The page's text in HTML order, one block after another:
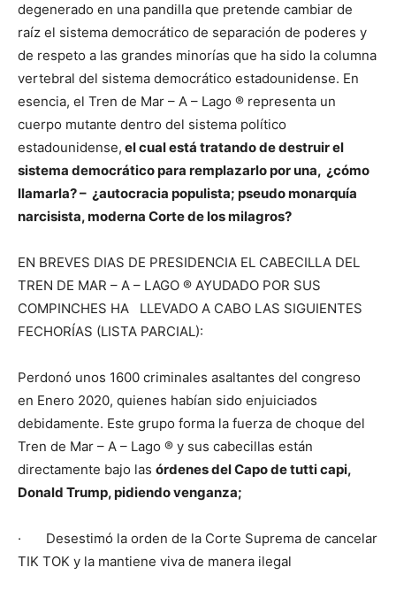
degenerado en una pandilla que pretende cambiar de
raíz el sistema democrático de separación de poderes y
de respeto a las grandes minorías que ha sido la columna
vertebral del sistema democrático estadounidense. En
esencia, el Tren de Mar – A – Lago ® representa un
cuerpo mutante dentro del sistema político
estadounidense, el cual está tratando de destruir el
sistema democrático para remplazarlo por una, ¿cómo
llamarla? – ¿autocracia populista; pseudo monarquía
narcisista, moderna Corte de los milagros?
EN BREVES DIAS DE PRESIDENCIA EL CABECILLA DEL
TREN DE MAR – A – LAGO ® AYUDADO POR SUS
COMPINCHES HA LLEVADO A CABO LAS SIGUIENTES
FECHORÍAS (LISTA PARCIAL):
Perdonó unos 1600 criminales asaltantes del congreso
en Enero 2020, quienes habían sido enjuiciados
debidamente. Este grupo forma la fuerza de choque del
Tren de Mar – A – Lago ® y sus cabecillas están
directamente bajo las órdenes del Capo de tutti capi,
Donald Trump, pidiendo venganza;
· Desestimó la orden de la Corte Suprema de cancelar
TIK TOK y la mantiene viva de manera ilegal